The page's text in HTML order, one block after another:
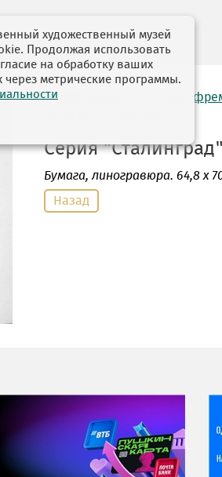
автор: Бураков Леонид
Серия
Бумага, линогравюра. 64,8 х
Назад
художественный музей
Продолжая использовать
на обработку ваших
метрические программы.